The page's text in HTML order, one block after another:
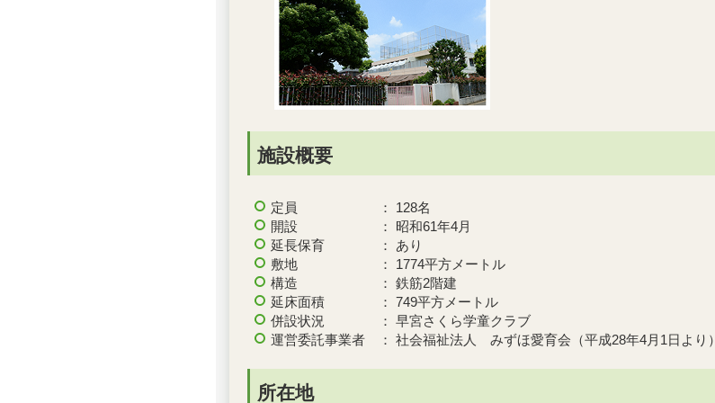
施設概要
定員 ： 128名
開設 ： 昭和61年4月
延長保育 ： あり
敷地 ： 1774平方メートル
構造 ： 鉄筋2階建
延床面積 ： 749平方メートル
併設状況 ： 早宮さくら学童クラブ
運営委託事業者 ： 社会福祉法人 みずほ愛育会（平成28年4月1日より）
所在地